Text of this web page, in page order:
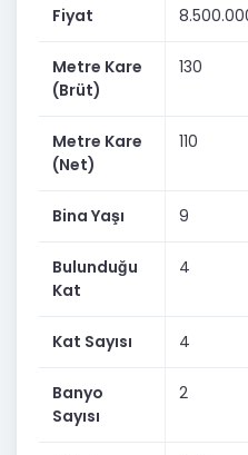
de yatırım amacıyla
Detaylı bilgi almak ve
iletişime geçebilirsiniz.
📞 Detaylı bilgi ve
Fiyat
Metre Kare
(Brüt)
130
Metre Kare
(Net)
110
Bina Yaşı 9
Bulunduğu
Kat
4
Kat Sayısı 4
Banyo
Sayısı
2